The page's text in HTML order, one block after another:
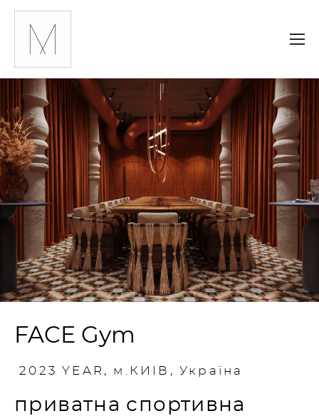
FACE Gym
2023 YEAR, м.КИІВ, Україна
приватна спортивна